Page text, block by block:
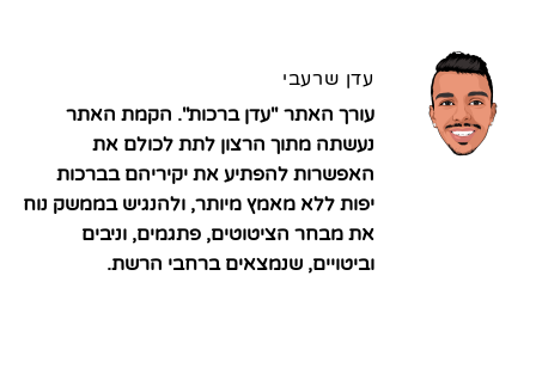
עדן שרעבי
עורך האתר "עדן ברכות". הקמת האתר
נעשתה מתוך הרצון לתת לכולם את
האפשרות להפתיע את יקיריהם בברכות
יפות ללא מאמץ מיותר, ולהנגיש בממשק נוח
את מבחר הציטוטים, פתגמים, וניבים
וביטויים, שנמצאים ברחבי הרשת.